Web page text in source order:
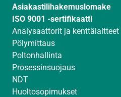
Asiakastilihakemuslomake
ISO 9001 -sertifikaatti
Analysaattorit ja kenttälaitteet
Pölymittaus
Poltonhallinta
Prosessinsuojaus
NDT
Huoltosopimukset